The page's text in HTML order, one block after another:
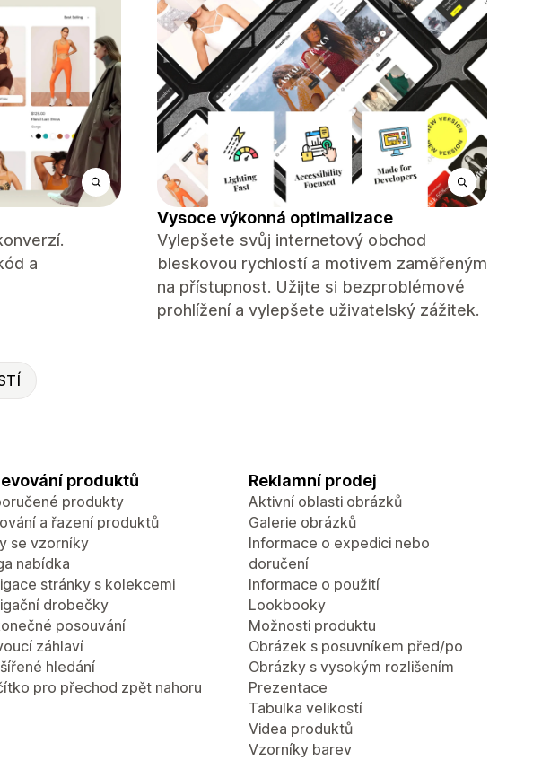
a
Vysoce výkonná optimalizace
Vylepšete svůj internetový obchod
bleskovou rychlostí a motivem zaměřeným
na přístupnost. Užijte si bezproblémové
prohlížení a vylepšete uživatelský zážitek.
produktů
produkty
a řazení produktů
se vzorníky
nabídka
stránky s kolekcemi
drobečky
posouvání
záhlaví
hledání
pro přechod zpět nahoru
Reklamní prodej
Aktivní oblasti obrázků
Galerie obrázků
Informace o expedici nebo
doručení
Informace o použití
Lookbooky
Možnosti produktu
Obrázek s posuvníkem před/po
Obrázky s vysokým rozlišením
Prezentace
Tabulka velikostí
Videa produktů
Vzorníky barev